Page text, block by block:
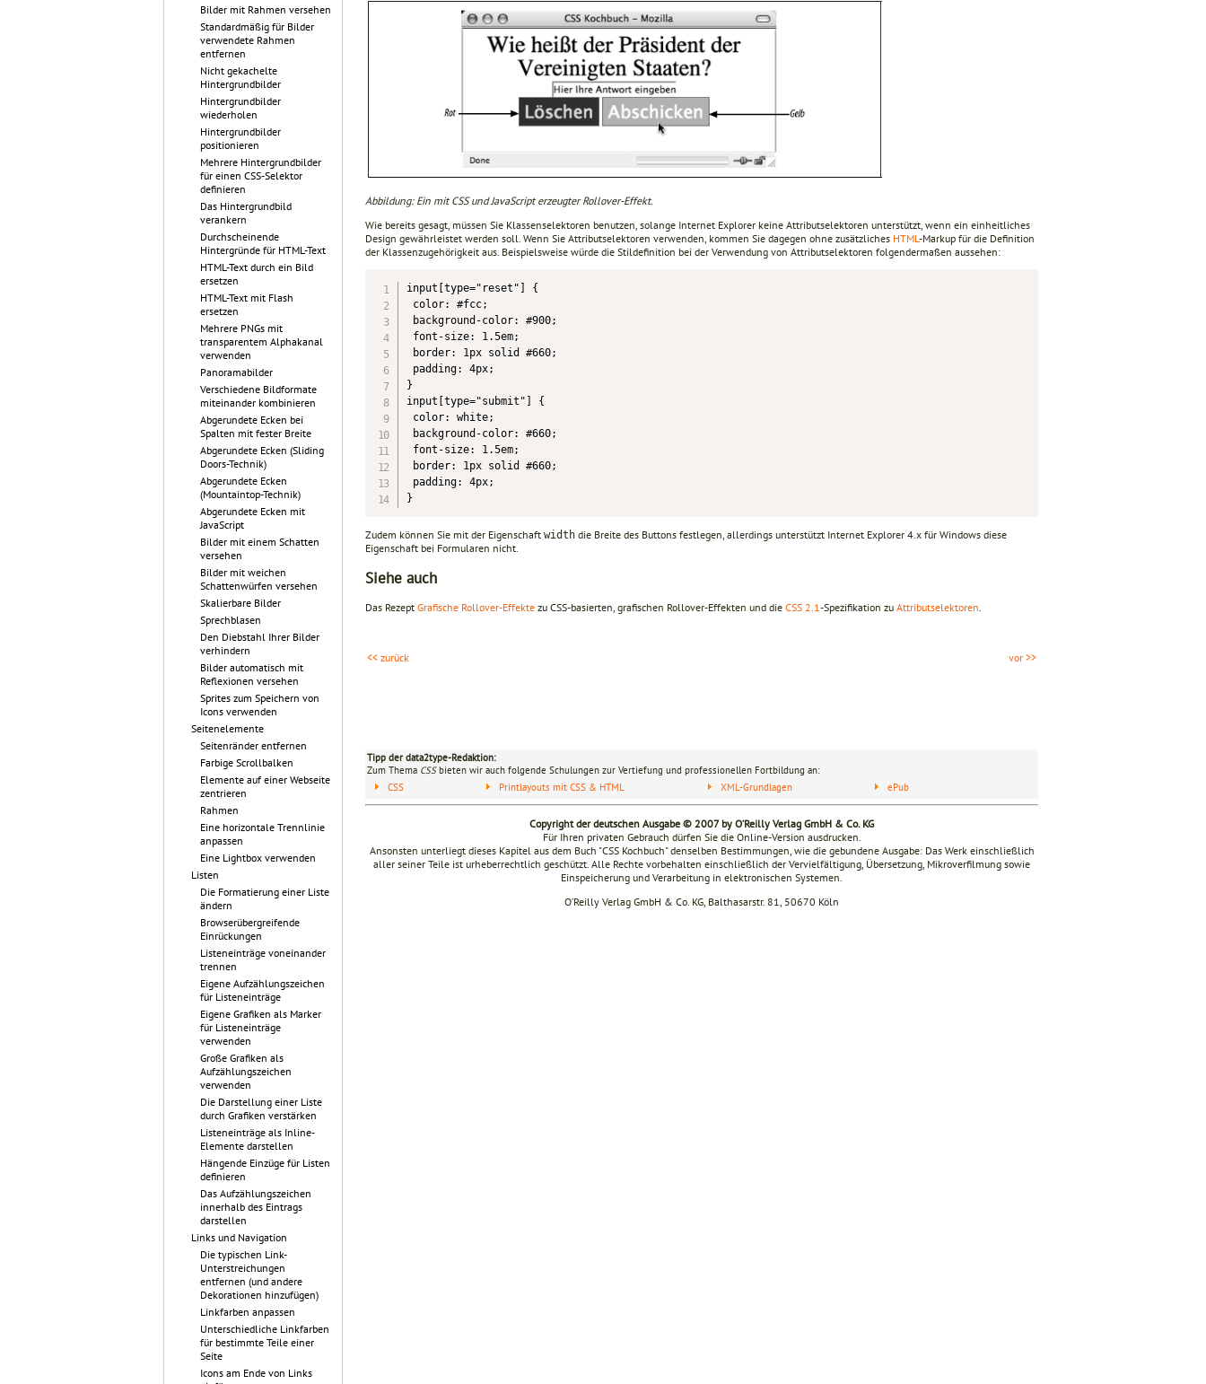
Bilder mit Rahmen versehen
Standardmäßig für Bilder
verwendete Rahmen
entfernen
Nicht gekachelte
Hintergrundbilder
Hintergrundbilder
wiederholen
Hintergrundbilder
positionieren
Mehrere Hintergrundbilder
für einen CSS-Selektor
definieren
Das Hintergrundbild
verankern
Durchscheinende
Hintergründe für HTML-Text
HTML-Text durch ein Bild
ersetzen
HTML-Text mit Flash
ersetzen
Mehrere PNGs mit
transparentem Alphakanal
verwenden
Panoramabilder
Verschiedene Bildformate
miteinander kombinieren
Abgerundete Ecken bei
Spalten mit fester Breite
Abgerundete Ecken (Sliding
Doors-Technik)
Abgerundete Ecken
(Mountaintop-Technik)
Abgerundete Ecken mit
JavaScript
Bilder mit einem Schatten
versehen
Bilder mit weichen
Schattenwürfen versehen
Skalierbare Bilder
Sprechblasen
Den Diebstahl Ihrer Bilder
verhindern
Bilder automatisch mit
Reflexionen versehen
Sprites zum Speichern von
Icons verwenden
Seitenelemente
Seitenränder entfernen
Farbige Scrollbalken
Elemente auf einer Webseite
zentrieren
Rahmen
Eine horizontale Trennlinie
anpassen
Eine Lightbox verwenden
Listen
Die Formatierung einer Liste
ändern
Browserübergreifende
Einrückungen
Listeneinträge voneinander
trennen
Eigene Aufzählungszeichen
für Listeneinträge
Eigene Grafiken als Marker
für Listeneinträge
verwenden
Große Grafiken als
Aufzählungszeichen
verwenden
Die Darstellung einer Liste
durch Grafiken verstärken
Listeneinträge als Inline-
Elemente darstellen
Hängende Einzüge für Listen
definieren
Das Aufzählungszeichen
innerhalb des Eintrags
darstellen
Links und Navigation
Die typischen Link-
Unterstreichungen
entfernen (und andere
Dekorationen hinzufügen)
Linkfarben anpassen
Unterschiedliche Linkfarben
für bestimmte Teile einer
Seite
Icons am Ende von Links
Abbildung: Ein mit CSS und JavaScript erzeugter Rollover-Effekt.
Wie bereits gesagt, müssen Sie Klassenselektoren benutzen, solange Internet Explorer keine Attributselektoren unterstützt, wenn ein einheitliches
Design gewährleistet werden soll. Wenn Sie Attributselektoren verwenden, kommen Sie dagegen ohne zusätzliches HTML -Markup für die Definition
der Klassenzugehörigkeit aus. Beispielsweise würde die Stildefinition bei der Verwendung von Attributselektoren folgendermaßen aussehen:
input[type="reset"] {
color: #fcc;
background-color: #900;
font-size: 1.5em;
border: 1px solid #660;
padding: 4px;
}
input[type="submit"] {
color: white;
background-color: #660;
font-size: 1.5em;
border: 1px solid #660;
padding: 4px;
}
Zudem können Sie mit der Eigenschaft width die Breite des Buttons festlegen, allerdings unterstützt Internet Explorer 4.x für Windows diese
Eigenschaft bei Formularen nicht.
Siehe auch
Das Rezept Grafische Rollover-Effekte zu CSS-basierten, grafischen Rollover-Effekten und die CSS 2.1-Spezifikation zu Attributselektoren.
<< zurück vor >>
Tipp der data2type-Redaktion:
Zum Thema CSSbieten wir auch folgende Schulungen zur Vertiefung und professionellen Fortbildung an:
CSS
Printlayouts mit CSS & HTML XML-Grundlagen ePub
Copyright der deutschen Ausgabe © 2007 by O’Reilly Verlag GmbH & Co. KG
Für Ihren privaten Gebrauch dürfen Sie die Online-Version ausdrucken.
Ansonsten unterliegt dieses Kapitel aus dem Buch "CSS Kochbuch" denselben Bestimmungen, wie die gebundene Ausgabe: Das Werk einschließlich
aller seiner Teile ist urheberrechtlich geschützt. Alle Rechte vorbehalten einschließlich der Vervielfältigung, Übersetzung, Mikroverfilmung sowie
Einspeicherung und Verarbeitung in elektronischen Systemen.
O’Reilly Verlag GmbH & Co. KG, Balthasarstr. 81, 50670 Köln